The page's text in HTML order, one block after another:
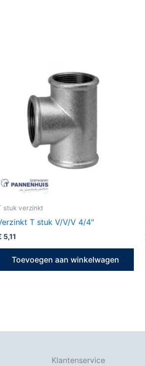
stuk verzinkt
T stuk V/V/V 4/4″
5,11
Toevoegen aan winkelwagen
Klantenservice